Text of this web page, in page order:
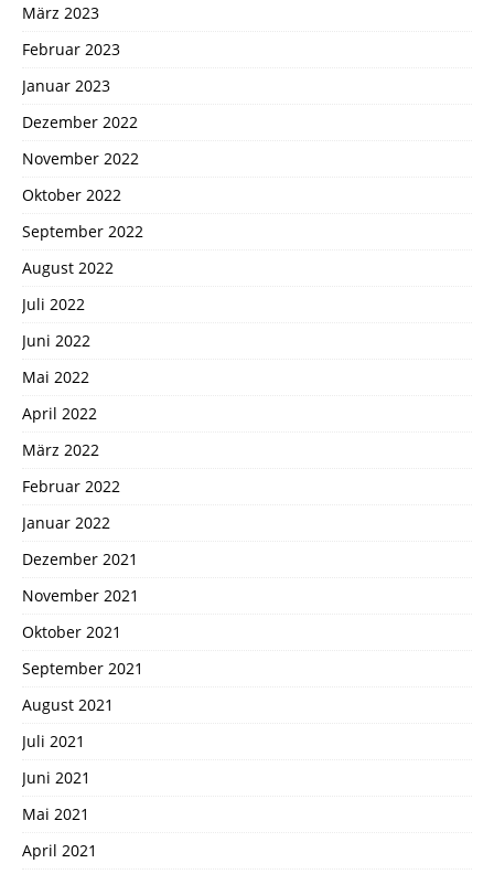
März 2023
Februar 2023
Januar 2023
Dezember 2022
November 2022
Oktober 2022
September 2022
August 2022
Juli 2022
Juni 2022
Mai 2022
April 2022
März 2022
Februar 2022
Januar 2022
Dezember 2021
November 2021
Oktober 2021
September 2021
August 2021
Juli 2021
Juni 2021
Mai 2021
April 2021